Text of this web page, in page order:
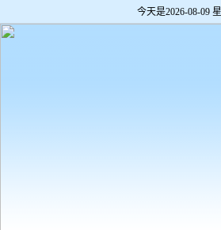
今天是2026-08-09